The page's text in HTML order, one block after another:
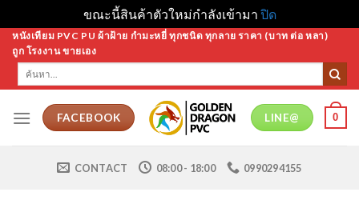
ขณะนี้สินค้าตัวใหม่กำลังเข้ามา ปิด
Skip
content
หนังเทียม PVC PU ผ้าฝ้าย กำมะหยี่ ทุกชนิด ทุกลาย ราคา (บาท ต่อ หลา)
ถูก โรงงาน ขายเอง
ค้นหา:
FACEBOOK LINE@ 0
CONTACT 08:00 - 18:00 0990294155